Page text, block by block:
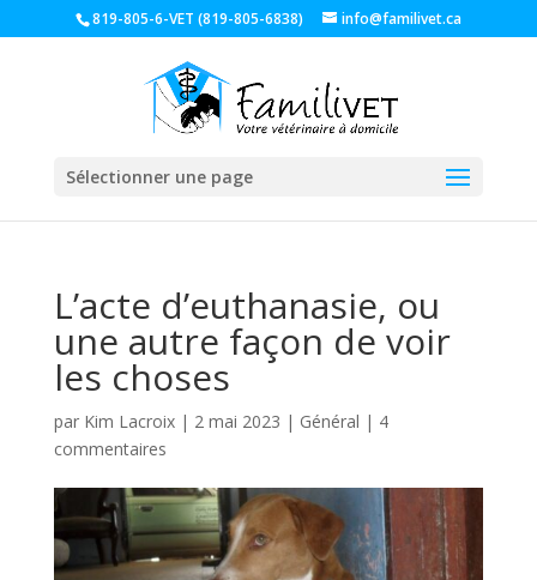
819-805-6-VET (819-805-6838) info@familivet.ca
Sélectionner une page
L’acte d’euthanasie, ou
une autre façon de voir
les choses
par Kim Lacroix| 2 mai 2023 | Général | 4
commentaires